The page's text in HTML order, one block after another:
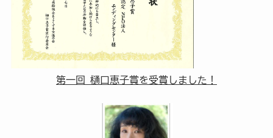
第一回 樋口恵子賞を受賞しました！